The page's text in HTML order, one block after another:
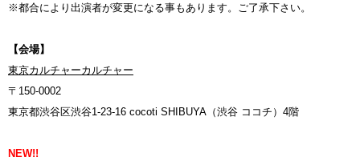
※都合により出演者が変更になる事もあります。ご了承下さい。
【会場】
東京カルチャーカルチャー
〒150-0002
東京都渋谷区渋谷1-23-16 cocoti SHIBUYA（渋谷 ココチ）4階
NEW!!